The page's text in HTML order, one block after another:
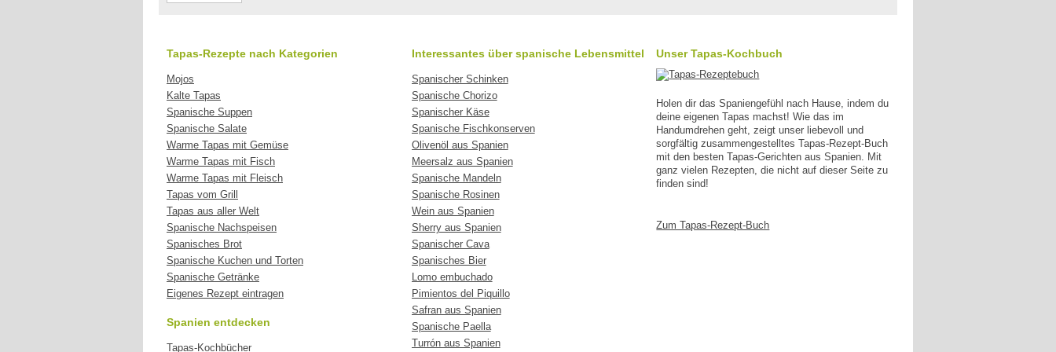
Tapas-Rezepte nach Kategorien
Mojos
Kalte Tapas
Spanische Suppen
Spanische Salate
Warme Tapas mit Gemüse
Warme Tapas mit Fisch
Warme Tapas mit Fleisch
Tapas vom Grill
Tapas aus aller Welt
Spanische Nachspeisen
Spanisches Brot
Spanische Kuchen und Torten
Spanische Getränke
Eigenes Rezept eintragen
Spanien entdecken
Tapas-Kochbücher
Interessantes über spanische Lebensmittel
Spanischer Schinken
Spanische Chorizo
Spanischer Käse
Spanische Fischkonserven
Olivenöl aus Spanien
Meersalz aus Spanien
Spanische Mandeln
Spanische Rosinen
Wein aus Spanien
Sherry aus Spanien
Spanischer Cava
Spanisches Bier
Lomo embuchado
Pimientos del Piquillo
Safran aus Spanien
Spanische Paella
Turrón aus Spanien
Unser Tapas-Kochbuch
Holen dir das Spaniengefühl nach Hause, indem du
deine eigenen Tapas machst! Wie das im
Handumdrehen geht, zeigt unser liebevoll und
sorgfältig zusammengestelltes Tapas-Rezept-Buch
mit den besten Tapas-Gerichten aus Spanien. Mit
ganz vielen Rezepten, die nicht auf dieser Seite zu
finden sind!
Zum Tapas-Rezept-Buch